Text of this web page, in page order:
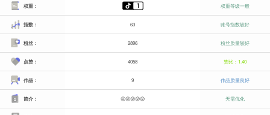
权重： 权重等级一般
指数： 63 账号指数较好
粉丝： 2896 粉丝质量较好
点赞： 4058 赞比：1.40
作品： 9 作品质量良好
简介： 😜😜😜😜😜 无需优化